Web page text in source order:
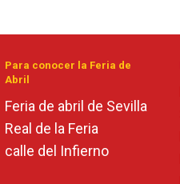
Para conocer la Feria de
Abril
Feria de abril de Sevilla
Real de la Feria
calle del Infierno